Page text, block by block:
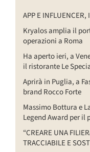
APP E INFLUENCER,
Kryalos amplia il
operazioni a Roma
Ha aperto ieri, a
il ristorante Le
Aprirà in Puglia, a
brand Rocco Forte
Massimo Bottura e
Legend Award per il
“CREARE UNA
TRACCIABILE E